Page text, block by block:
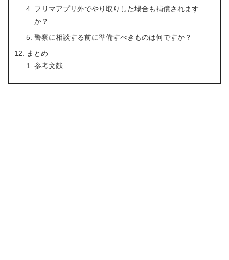
フリマアプリ外でやり取りした場合も補償されます
か？
警察に相談する前に準備すべきものは何ですか？
まとめ
参考文献